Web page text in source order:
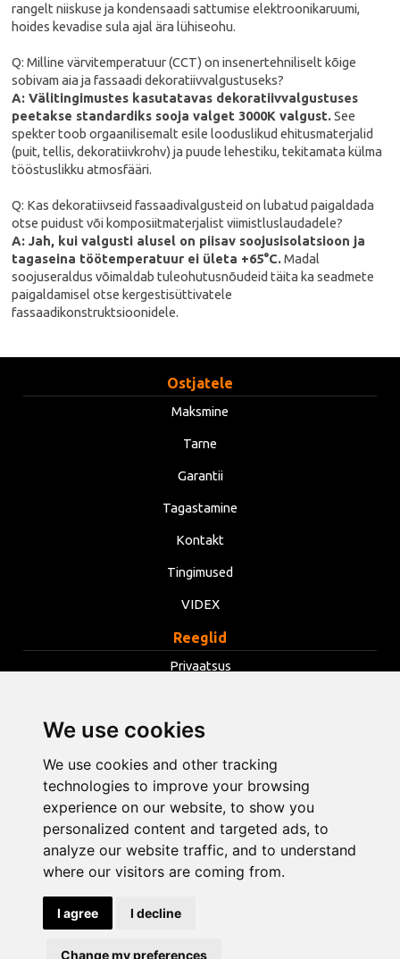
We use cookies
We use cookies and other tracking
technologies to improve your browsing
experience on our website, to show you
personalized content and targeted ads, to
analyze our website traffic, and to understand
where our visitors are coming from.
I agree I decline
Change my preferences
rangelt niiskuse ja kondensaadi sattumise elektroonikaruumi,
hoides kevadise sula ajal ära lühiseohu.
Q: Milline värvitemperatuur (CCT) on insenertehniliselt kõige
sobivam aia ja fassaadi dekoratiivvalgustuseks?
A: Välitingimustes kasutatavas dekoratiivvalgustuses
peetakse standardiks sooja valget 3000K valgust.See
spekter toob orgaanilisemalt esile looduslikud ehitusmaterjalid
(puit, tellis, dekoratiivkrohv) ja puude lehestiku, tekitamata külma
tööstuslikku atmosfääri.
Q: Kas dekoratiivseid fassaadivalgusteid on lubatud paigaldada
otse puidust või komposiitmaterjalist viimistluslaudadele?
A: Jah, kui valgusti alusel on piisav soojusisolatsioon ja
tagaseina töötemperatuur ei ületa +65°C.Madal
soojuseraldus võimaldab tuleohutusnõudeid täita ka seadmete
paigaldamisel otse kergestisüttivatele
fassaadikonstruktsioonidele.
Ostjatele
Maksmine
Tarne
Garantii
Tagastamine
Kontakt
Tingimused
VIDEX
Reeglid
Privaatsus
Küpsised
Muuda küpsiste seadeid
info@opentools.lv +371 26272360
Kaubanduspartner: varle.lt